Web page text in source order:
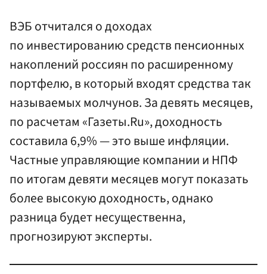
ВЭБ отчитался о доходах
по инвестированию средств пенсионных
накоплений россиян по расширенному
портфелю, в который входят средства так
называемых молчунов. За девять месяцев,
по расчетам «Газеты.Ru», доходность
составила 6,9% — это выше инфляции.
Частные управляющие компании и НПФ
по итогам девяти месяцев могут показать
более высокую доходность, однако
разница будет несущественна,
прогнозируют эксперты.